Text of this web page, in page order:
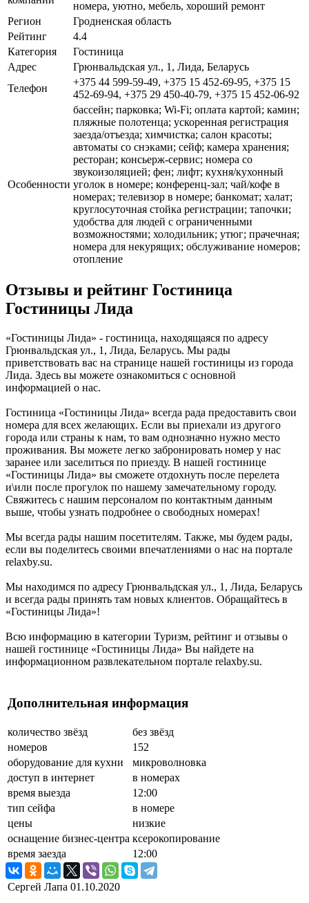
номера, уютно, мебель, хороший ремонт
Регион
Гродненская область
Рейтинг
4.4
Категория
Гостиница
Адрес
Грюнвальдская ул., 1, Лида, Беларусь
Телефон
+375 44 599-59-49, +375 15 452-69-95, +375 15
452-69-94, +375 29 450-40-79, +375 15 452-06-92
Особенности
бассейн; парковка; Wi-Fi; оплата картой; камин;
пляжные полотенца; ускоренная регистрация
заезда/отъезда; химчистка; салон красоты;
автоматы со снэками; сейф; камера хранения;
ресторан; консьерж-сервис; номера со
звукоизоляцией; фен; лифт; кухня/кухонный
уголок в номере; конференц-зал; чай/кофе в
номерах; телевизор в номере; банкомат; халат;
круглосуточная стойка регистрации; тапочки;
удобства для людей с ограниченными
возможностями; холодильник; утюг; прачечная;
номера для некурящих; обслуживание номеров;
отопление
Отзывы и рейтинг Гостиница
Гостиницы Лида
«Гостиницы Лида» - гостиница, находящаяся по адресу
Грюнвальдская ул., 1, Лида, Беларусь. Мы рады
приветствовать вас на странице нашей гостиницы из города
Лида. Здесь вы можете ознакомиться с основной
информацией о нас.
Гостиница «Гостиницы Лида» всегда рада предоставить свои
номера для всех желающих. Если вы приехали из другого
города или страны к нам, то вам однозначно нужно место
проживания. Вы можете легко забронировать номер у нас
заранее или заселиться по приезду. В нашей гостинице
«Гостиницы Лида» вы сможете отдохнуть после перелета
и\или после прогулок по нашему замечательному городу.
Свяжитесь с нашим персоналом по контактным данным
выше, чтобы узнать подробнее о свободных номерах!
Мы всегда рады нашим посетителям. Также, мы будем рады,
если вы поделитесь своими впечатлениями о нас на портале
relaxby.su.
Мы находимся по адресу Грюнвальдская ул., 1, Лида, Беларусь
и всегда рады принять там новых клиентов. Обращайтесь в
«Гостиницы Лида»!
Всю информацию в категории Туризм, рейтинг и отзывы о
нашей гостинице «Гостиницы Лида» Вы найдете на
информационном развлекательном портале relaxby.su.
Дополнительная информация
количество звёзд
без звёзд
номеров
152
оборудование для кухни
микроволновка
доступ в интернет
в номерах
время выезда
12:00
тип сейфа
в номере
цены
низкие
оснащение бизнес-центра ксерокопирование
время заезда
12:00
Сергей Лапа 01.10.2020